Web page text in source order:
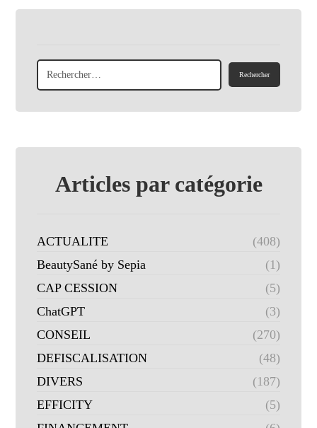
Articles par catégorie
ACTUALITE
(408)
BeautySané by Sepia
(1)
CAP CESSION
(5)
ChatGPT
(3)
CONSEIL
(270)
DEFISCALISATION
(48)
DIVERS
(187)
EFFICITY
(5)